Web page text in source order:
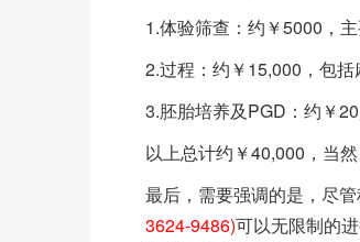
1.体验筛查：约￥5000，
2.过程：约￥15,000，包括
3.胚胎培养及PGD：约￥
以上总计约￥40,000，当
最后，需要强调的是，尽
3624-9486)可以无限制的